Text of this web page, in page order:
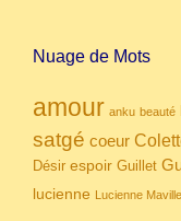
Nuage de Mots
amour anku beauté
satgé coeur
Désir espoir Guillet
lucienne Lucienne